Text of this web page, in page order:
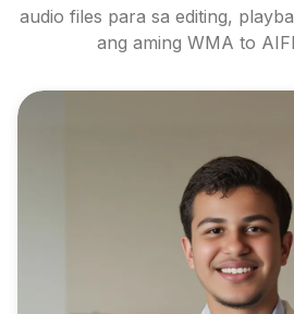
audio files para sa editing,
ang aming WMA to